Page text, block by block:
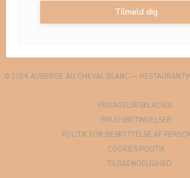
Tilmeld dig
© 2026 AUBERGE AU CHEVAL BLANC —
FRITAGELSESKLAUSUL
BRUGSBETINGELSER
POLITIK FOR BESKYTTELSE AF
COOKIES POLITIK
TILGAENGELIGHED